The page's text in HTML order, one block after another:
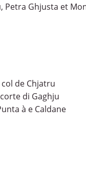
Petra Ghjusta et
de Chjatru
di Gaghju
à e Caldane